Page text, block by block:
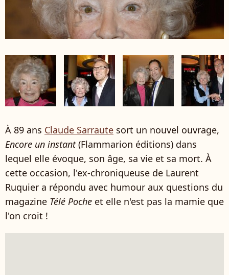
À 89 ans Claude Sarraute sort un nouvel ouvrage,
Encore un instant(Flammarion éditions) dans
lequel elle évoque, son âge, sa vie et sa mort. À
cette occasion, l'ex-chroniqueuse de Laurent
Ruquier a répondu avec humour aux questions du
magazine Télé Poche et elle n'est pas la mamie que
l'on croit !